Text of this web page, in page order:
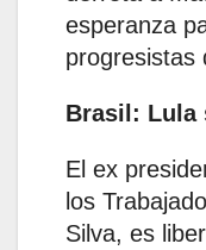
esperanza
progresistas
Brasil: Lula
El ex
los
Silva, es